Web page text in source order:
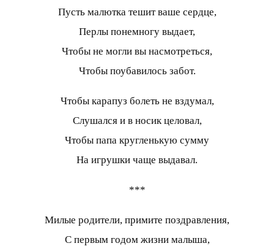
Пусть малютка тешит ваше сердце,
Перлы понемногу выдает,
Чтобы не могли вы насмотреться,
Чтобы поубавилось забот.
Чтобы карапуз болеть не вздумал,
Слушался и в носик целовал,
Чтобы папа кругленькую сумму
На игрушки чаще выдавал.
***
Милые родители, примите поздравления,
С первым годом жизни малыша,